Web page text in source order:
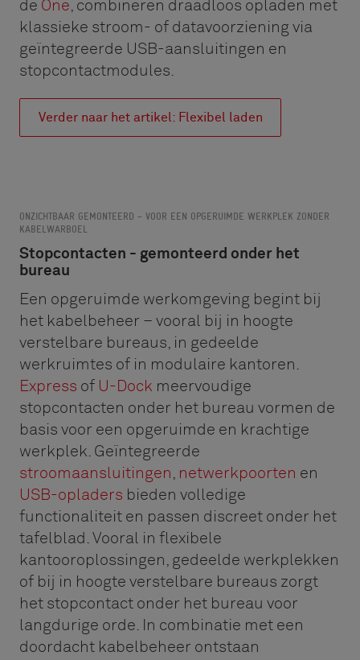
de One , combineren draadloos opladen met
klassieke stroom- of datavoorziening via
geïntegreerde USB-aansluitingen en
stopcontactmodules.
Verder naar het artikel: Flexibel laden
ONZICHTBAAR GEMONTEERD – VOOR EEN OPGERUIMDE WERKPLEK ZONDER
KABELWARBOEL
Stopcontacten - gemonteerd onder het
bureau
Een opgeruimde werkomgeving begint bij
het kabelbeheer – vooral bij in hoogte
verstelbare bureaus, in gedeelde
werkruimtes of in modulaire kantoren.
Express of U-Dock meervoudige
stopcontacten onder het bureau vormen de
basis voor een opgeruimde en krachtige
werkplek. Geïntegreerde
stroomaansluitingen , netwerkpoorten en
USB-opladers bieden volledige
functionaliteit en passen discreet onder het
tafelblad. Vooral in flexibele
kantooroplossingen, gedeelde werkplekken
of bij in hoogte verstelbare bureaus zorgt
het stopcontact onder het bureau voor
langdurige orde. In combinatie met een
doordacht kabelbeheer ontstaan